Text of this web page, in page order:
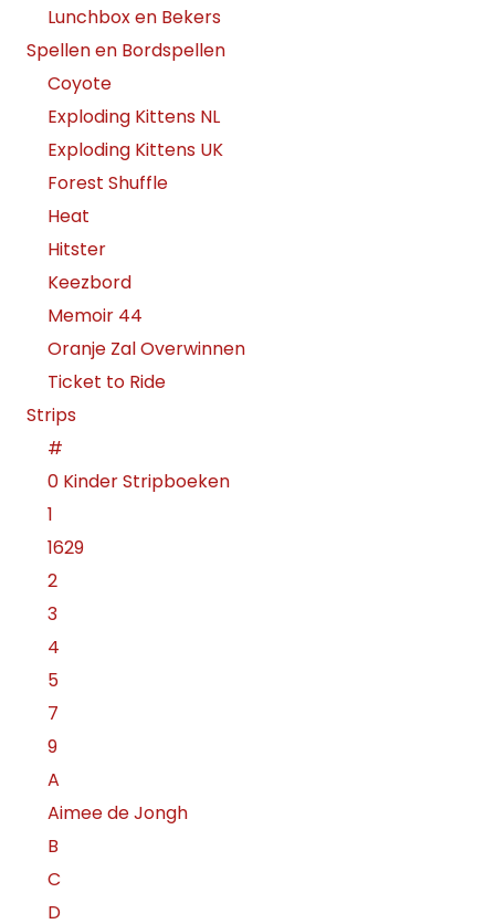
Lunchbox en Bekers
Spellen en Bordspellen
Coyote
Exploding Kittens NL
Exploding Kittens UK
Forest Shuffle
Heat
Hitster
Keezbord
Memoir 44
Oranje Zal Overwinnen
Ticket to Ride
Strips
#
0 Kinder Stripboeken
1
1629
2
3
4
5
7
9
A
Aimee de Jongh
B
C
D